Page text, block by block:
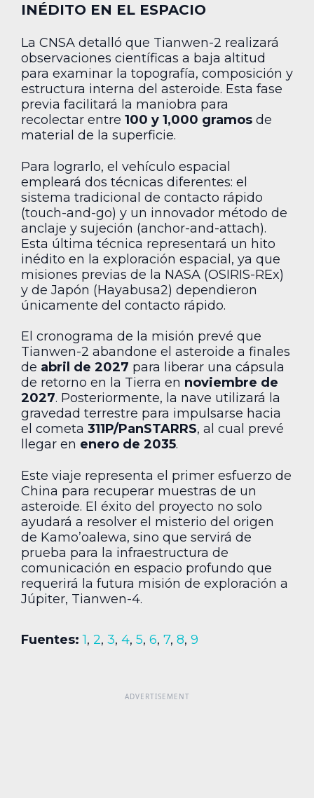
INÉDITO EN EL ESPACIO
La CNSA detalló que Tianwen-2 realizará
observaciones científicas a baja altitud
para examinar la topografía, composición y
estructura interna del asteroide. Esta fase
previa facilitará la maniobra para
recolectar entre 100 y 1,000 gramos de
material de la superficie.
Para lograrlo, el vehículo espacial
empleará dos técnicas diferentes: el
sistema tradicional de contacto rápido
(touch-and-go) y un innovador método de
anclaje y sujeción (anchor-and-attach).
Esta última técnica representará un hito
inédito en la exploración espacial, ya que
misiones previas de la NASA (OSIRIS-REx)
y de Japón (Hayabusa2) dependieron
únicamente del contacto rápido.
El cronograma de la misión prevé que
Tianwen-2 abandone el asteroide a finales
de abril de 2027 para liberar una cápsula
de retorno en la Tierra en noviembre de
2027. Posteriormente, la nave utilizará la
gravedad terrestre para impulsarse hacia
el cometa 311P/PanSTARRS, al cual prevé
llegar en enero de 2035.
Este viaje representa el primer esfuerzo de
China para recuperar muestras de un
asteroide. El éxito del proyecto no solo
ayudará a resolver el misterio del origen
de Kamo’oalewa, sino que servirá de
prueba para la infraestructura de
comunicación en espacio profundo que
requerirá la futura misión de exploración a
Júpiter, Tianwen-4.
Fuentes: 1, 2, 3, 4, 5, 6, 7, 8, 9